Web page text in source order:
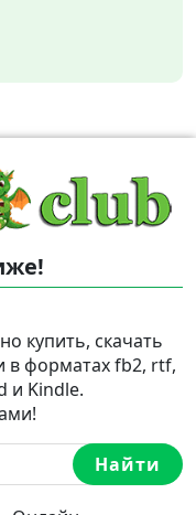
купить, скачать
в форматах fb2, rtf,
и Kindle.
Найти